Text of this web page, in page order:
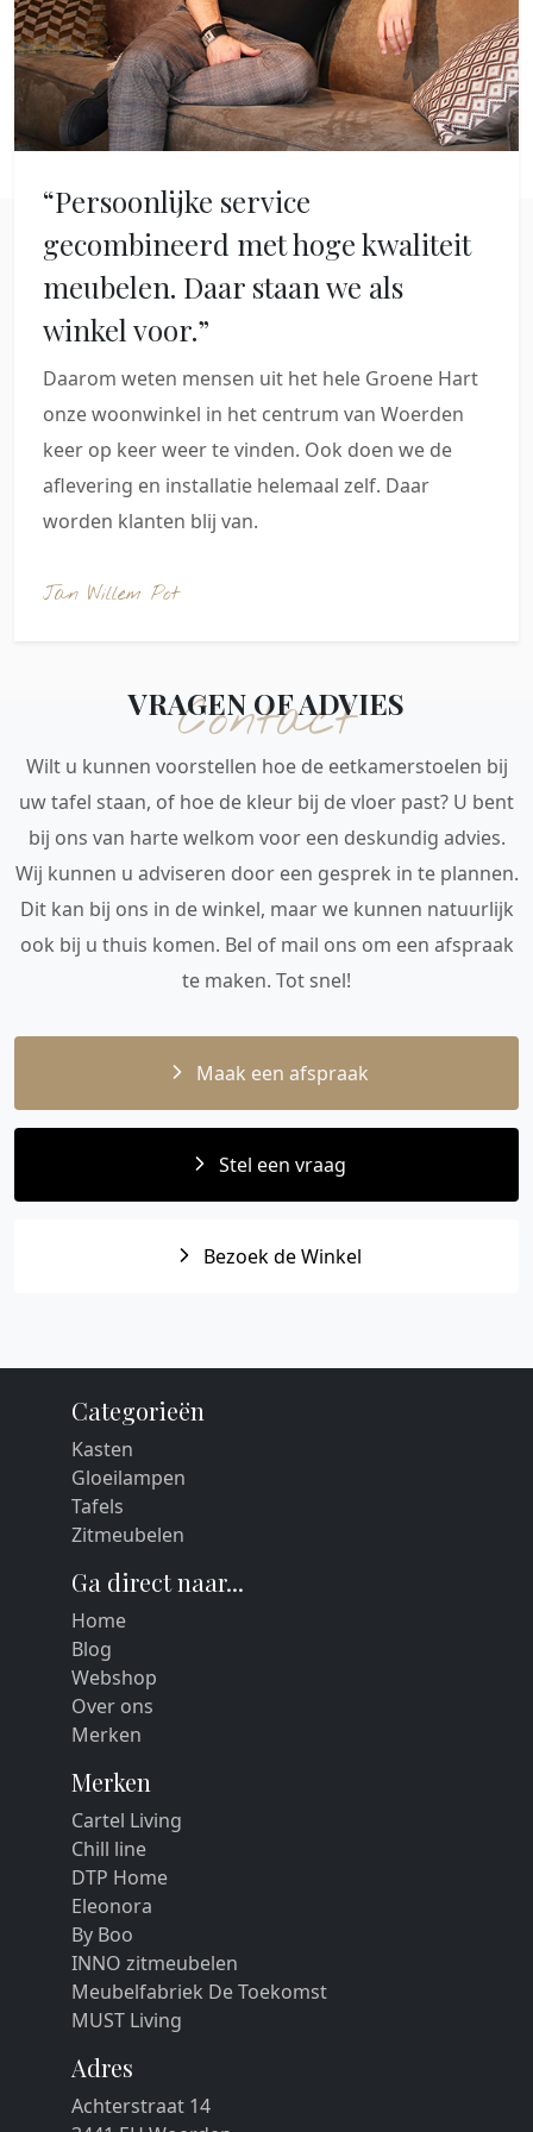
“Persoonlijke service
gecombineerd met hoge kwaliteit
meubelen. Daar staan we als
winkel voor.”
Daarom weten mensen uit het hele Groene Hart
onze woonwinkel in het centrum van Woerden
keer op keer weer te vinden. Ook doen we de
aflevering en installatie helemaal zelf. Daar
worden klanten blij van.
Jan Willem Pot
Contact
VRAGEN OF ADVIES
Wilt u kunnen voorstellen hoe de eetkamerstoelen bij
uw tafel staan, of hoe de kleur bij de vloer past? U bent
bij ons van harte welkom voor een deskundig advies.
Wij kunnen u adviseren door een gesprek in te plannen.
Dit kan bij ons in de winkel, maar we kunnen natuurlijk
ook bij u thuis komen. Bel of mail ons om een afspraak
te maken. Tot snel!
Maak een afspraak
Stel een vraag
Bezoek de Winkel
Categorieën
Kasten
Gloeilampen
Tafels
Zitmeubelen
Ga direct naar...
Home
Blog
Webshop
Over ons
Merken
Merken
Cartel Living
Chill line
DTP Home
Eleonora
By Boo
INNO zitmeubelen
Meubelfabriek De Toekomst
MUST Living
Adres
Achterstraat 14